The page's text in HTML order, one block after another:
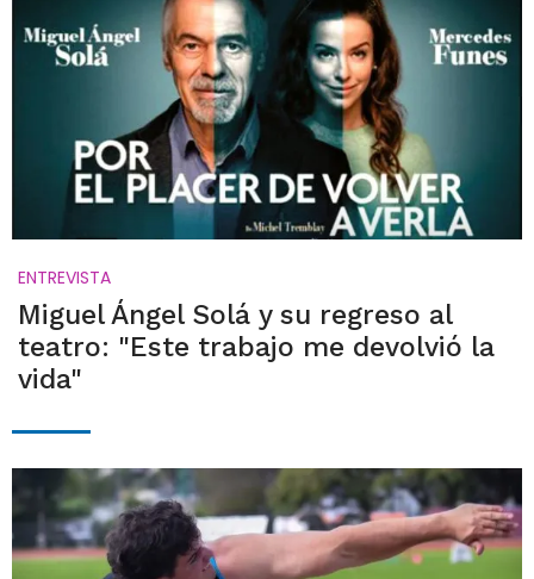
ENTREVISTA
Miguel Ángel Solá y su regreso al
teatro: "Este trabajo me devolvió la
vida"